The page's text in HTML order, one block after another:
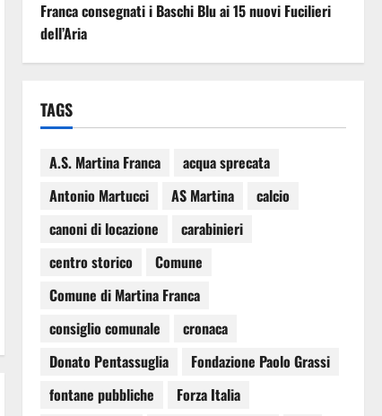
Franca consegnati i Baschi Blu ai 15 nuovi Fucilieri
dell’Aria
TAGS
A.S. Martina Franca
acqua sprecata
Antonio Martucci
AS Martina
calcio
canoni di locazione
carabinieri
centro storico
Comune
Comune di Martina Franca
consiglio comunale
cronaca
Donato Pentassuglia
Fondazione Paolo Grassi
fontane pubbliche
Forza Italia